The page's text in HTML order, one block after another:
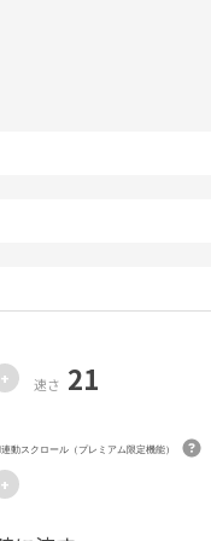
+ 速さ 21
動スクロール（プレミアム限定機能）
+